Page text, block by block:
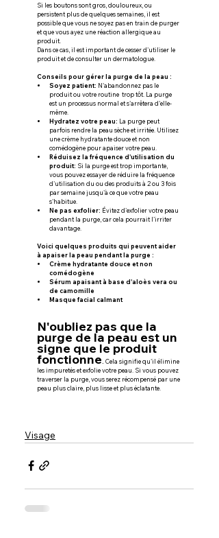
Si les boutons sont gros, douloureux, ou
persistent plus de quelques semaines, il est
possible que vous ne soyez pas en train de purger
et que vous ayez une réaction allergique au
produit.
Dans ce cas, il est important de cesser d'utiliser le
produit et de consulter un dermatologue.
Conseils pour gérer la purge de la peau :
Soyez patient: N'abandonnez pas le
produit ou votre routine  trop tôt. La purge
est un processus normal et s'arrêtera d'elle-
même.
Hydratez votre peau: La purge peut
parfois rendre la peau sèche et irritée. Utilisez
une crème hydratante douce et non
comédogène pour apaiser votre peau.
Réduisez la fréquence d'utilisation du
produit: Si la purge est trop importante,
vous pouvez essayer de réduire la fréquence
d'utilisation du ou des produits à 2 ou 3 fois
par semaine jusqu'à ce que votre peau
s'habitue.
Ne pas exfolier: Évitez d'exfolier votre peau
pendant la purge, car cela pourrait l'irriter
davantage.
Voici quelques produits qui peuvent aider
à apaiser la peau pendant la purge :
Crème hydratante douce et non
comédogène
Sérum apaisant à base d'aloès vera ou
de camomille
Masque facial calmant
N'oubliez pas que la
purge de la peau est un
signe que le produit
fonctionne Cela signifie qu'il élimine
les impuretés et exfolie votre peau. Si vous pouvez
traverser la purge, vous serez récompensé par une
peau plus claire, plus lisse et plus éclatante.
Visage